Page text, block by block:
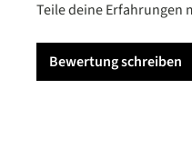
Teile deine Erfahrungen
Bewertung schreiben